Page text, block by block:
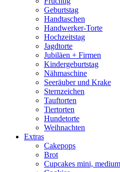
Geburtstag
Handtaschen
Handwerker-Torte
Hochzeitstag
Jagdtorte
Jubiläen + Firmen
Kindergeburtstag
Nähmaschine
Seeräuber und Krake
Sternzeichen
Tauftorten
Tiertorten
Hundetorte
Weihnachten
Extras
Cakepops
Brot
Cupcakes mini,